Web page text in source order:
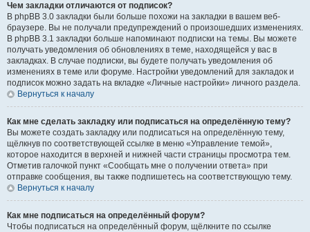
Чем закладки отличаются от подписок?
В phpBB 3.0 закладки были больше похожи на закладки в вашем веб-
браузере. Вы не получали предупреждений о произошедших изменениях.
В phpBB 3.1 закладки больше напоминают подписки на темы. Вы можете
получать уведомления об обновлениях в теме, находящейся у вас в
закладках. В случае подписки, вы будете получать уведомления об
изменениях в теме или форуме. Настройки уведомлений для закладок и
подписок можно задать на вкладке «Личные настройки» личного раздела.
Вернуться к началу
Как мне сделать закладку или подписаться на определённую тему?
Вы можете создать закладку или подписаться на определённую тему,
щёлкнув по соответствующей ссылке в меню «Управление темой»,
которое находится в верхней и нижней части страницы просмотра тем.
Отметив галочкой пункт «Сообщать мне о получении ответа» при
отправке сообщения, вы также подпишетесь на соответствующую тему.
Вернуться к началу
Как мне подписаться на определённый форум?
Чтобы подписаться на определённый форум, щёлкните по ссылке